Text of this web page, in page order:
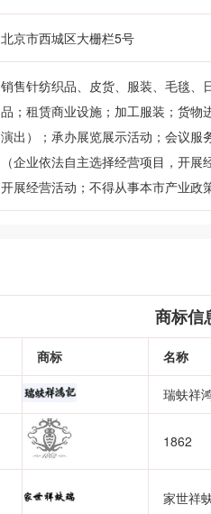
北京市西城区大栅栏5号
销售针纺织品、皮货、服装、毛毯、
品；租赁商业设施；加工服装；货物
演出）；承办展览展示活动；会议服
（企业依法自主选择经营项目，开
开展经营活动；不得从事本市产业政
商标信
商标 名称
瑞蚨祥
1862
家世祥